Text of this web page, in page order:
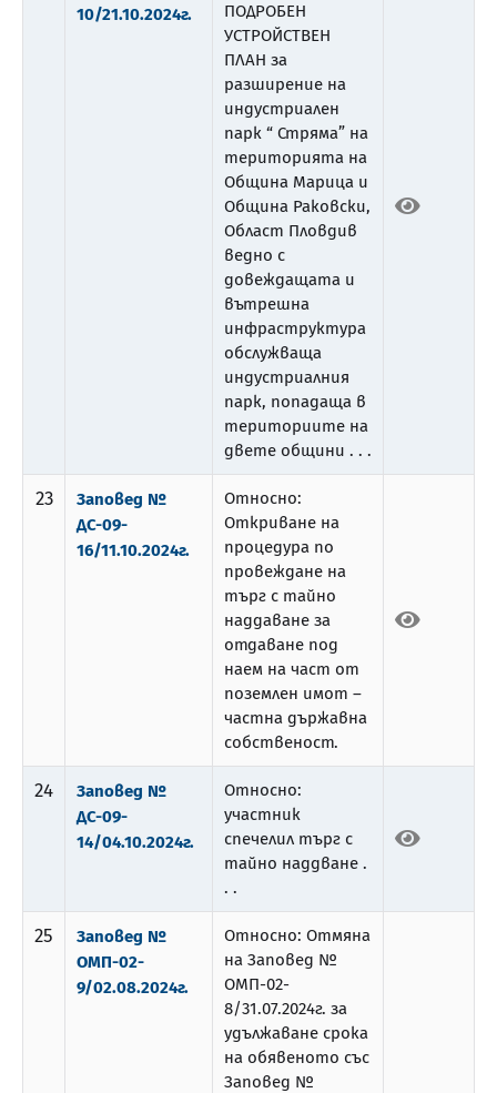
10/21.10.2024г.
ПОДРОБЕН
УСТРОЙСТВЕН
ПЛАН за
разширение на
индустриален
парк “ Стряма” на
територията на
Община Марица и
Община Раковски,
Област Пловдив
ведно с
довеждащата и
вътрешна
инфраструктура
обслужваща
индустриалния
парк, попадаща в
териториите на
двете общини . . .
23
Заповед №
ДС-09-
16/11.10.2024г.
Относно:
Откриване на
процедура по
провеждане на
търг с тайно
наддаване за
отдаване под
наем на част от
поземлен имот –
частна държавна
собственост.
24
Заповед №
ДС-09-
14/04.10.2024г.
Относно:
участник
спечелил търг с
тайно наддване .
. .
25
Заповед №
ОМП-02-
9/02.08.2024г.
Относно: Отмяна
на Заповед №
ОМП-02-
8/31.07.2024г. за
удължаване срока
на обявеното със
Заповед №